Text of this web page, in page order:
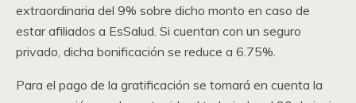
extraordinaria del 9% sobre dicho monto en caso de
estar afiliados a EsSalud. Si cuentan con un seguro
privado, dicha bonificación se reduce a 6.75%.
Para el pago de la gratificación se tomará en cuenta la